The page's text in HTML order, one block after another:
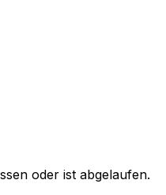
oder ist abgelaufen.